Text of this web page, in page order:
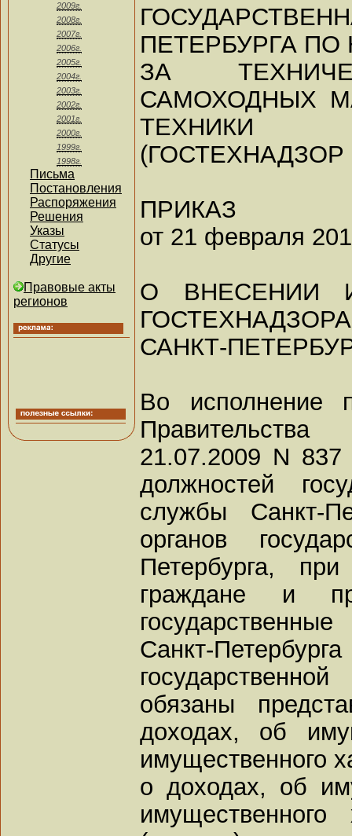
2009г.
2008г.
2007г.
2006г.
2005г.
2004г.
2003г.
2002г.
2001г.
2000г.
1999г.
1998г.
Письма
Постановления
Распоряжения
Решения
Указы
Статусы
Другие
Правовые акты
регионов
ПЕТЕРБУРГА ПО
ЗА
САМОХОДНЫХ
ТЕХНИКИ
(ГОСТЕХНАДЗОР
ПРИКАЗ
от 21 февраля
О ВНЕСЕНИИ
ГОСТЕХНАДЗОРА
САНКТ-
Во исполнение
21.07.2009 N
должностей
службы Санкт-
органов
Петербурга,
граждане и
Санкт-
обязаны
доходах, об
имущественного
о доходах, об
имущественного